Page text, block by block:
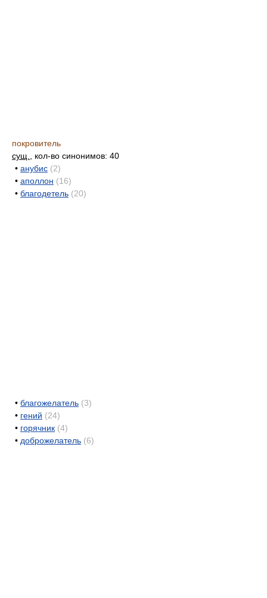
покровитель
сущ.
, кол-во синонимов: 40
• анубис (2)
• аполлон (16)
• благодетель (20)
• благожелатель (3)
• гений (24)
• горячник (4)
• доброжелатель (6)